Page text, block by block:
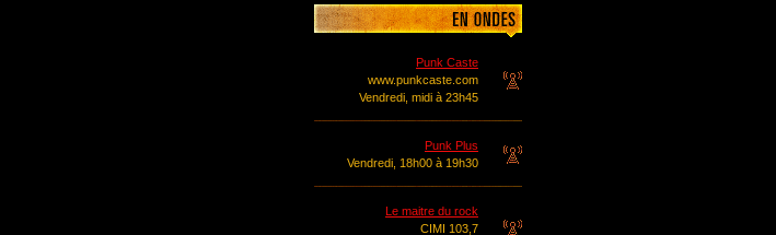
Punk Caste
www.punkcaste.com
Vendredi, midi à 23h45
Punk Plus
Vendredi, 18h00 à 19h30
Le maitre du rock
CIMI 103,7